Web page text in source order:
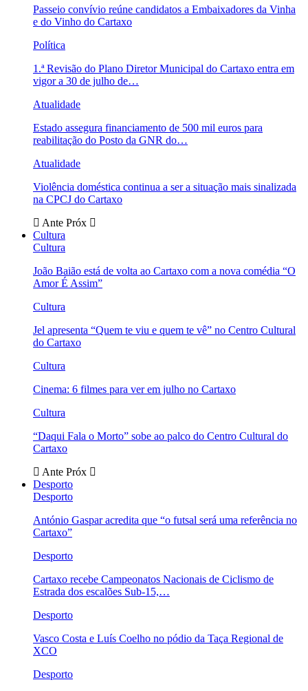
Passeio convívio reúne candidatos a Embaixadores da Vinha
e do Vinho do Cartaxo
Política
1.ª Revisão do Plano Diretor Municipal do Cartaxo entra em
vigor a 30 de julho de…
Atualidade
Estado assegura financiamento de 500 mil euros para
reabilitação do Posto da GNR do…
Atualidade
Violência doméstica continua a ser a situação mais sinalizada
na CPCJ do Cartaxo
Ante Próx
Cultura
Cultura
João Baião está de volta ao Cartaxo com a nova comédia “O
Amor É Assim”
Cultura
Jel apresenta “Quem te viu e quem te vê” no Centro Cultural
do Cartaxo
Cultura
Cinema: 6 filmes para ver em julho no Cartaxo
Cultura
“Daqui Fala o Morto” sobe ao palco do Centro Cultural do
Cartaxo
Ante Próx
Desporto
Desporto
António Gaspar acredita que “o futsal será uma referência no
Cartaxo”
Desporto
Cartaxo recebe Campeonatos Nacionais de Ciclismo de
Estrada dos escalões Sub-15,…
Desporto
Vasco Costa e Luís Coelho no pódio da Taça Regional de
XCO
Desporto